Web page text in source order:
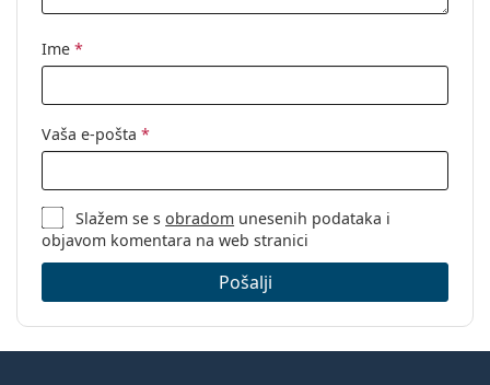
Ime *
Vaša e-pošta *
Slažem se sobradom unesenih podataka i
objavom komentara na web stranici
Pošalji